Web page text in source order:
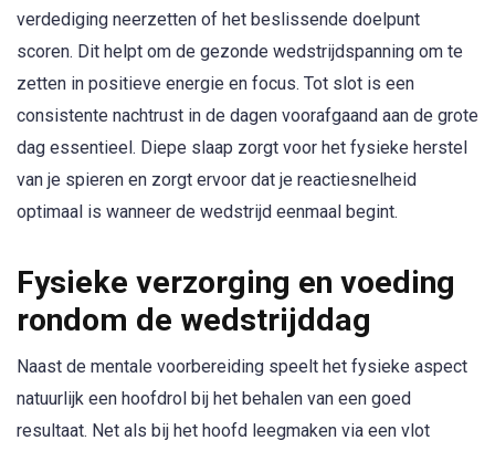
verdediging neerzetten of het beslissende doelpunt
scoren. Dit helpt om de gezonde wedstrijdspanning om te
zetten in positieve energie en focus. Tot slot is een
consistente nachtrust in de dagen voorafgaand aan de grote
dag essentieel. Diepe slaap zorgt voor het fysieke herstel
van je spieren en zorgt ervoor dat je reactiesnelheid
optimaal is wanneer de wedstrijd eenmaal begint.
Fysieke verzorging en voeding
rondom de wedstrijddag
Naast de mentale voorbereiding speelt het fysieke aspect
natuurlijk een hoofdrol bij het behalen van een goed
resultaat. Net als bij het hoofd leegmaken via een vlot